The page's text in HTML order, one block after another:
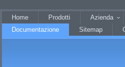
Home
Prodotti Azienda
Documentazione
Sitemap